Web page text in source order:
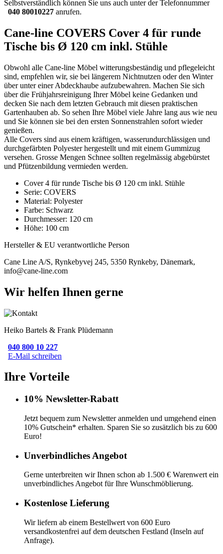
Selbstverständlich können Sie uns auch unter der Telefonnummer
040 80010227 anrufen.
Cane-line COVERS Cover 4 für runde
Tische bis Ø 120 cm inkl. Stühle
Obwohl alle Cane-line Möbel witterungsbeständig und pflegeleicht
sind, empfehlen wir, sie bei längerem Nichtnutzen oder den Winter
über unter einer Abdeckhaube aufzubewahren. Machen Sie sich
über die Frühjahrsreinigung Ihrer Möbel keine Gedanken und
decken Sie nach dem letzten Gebrauch mit diesen praktischen
Gartenhauben ab. So sehen Ihre Möbel viele Jahre lang aus wie neu
und Sie können sie bei den ersten Sonnenstrahlen sofort wieder
genießen.
Alle Covers sind aus einem kräftigen, wasserundurchlässigen und
durchgefärbten Polyester hergestellt und mit einem Gummizug
versehen. Grosse Mengen Schnee sollten regelmässig abgebürstet
und Pfützenbildung vermieden werden.
Cover 4 für runde Tische bis Ø 120 cm inkl. Stühle
Serie: COVERS
Material: Polyester
Farbe: Schwarz
Durchmesser: 120 cm
Höhe: 100 cm
Hersteller & EU verantwortliche Person
Cane Line A/S, Rynkebyvej 245, 5350 Rynkeby, Dänemark,
info@cane-line.com
Wir helfen Ihnen gerne
Heiko Bartels & Frank Plüdemann
040 800 10 227
E-Mail schreiben
Ihre Vorteile
10% Newsletter-Rabatt
Jetzt bequem zum Newsletter anmelden und umgehend einen
10% Gutschein* erhalten. Sparen Sie so zusätzlich bis zu 600
Euro!
Unverbindliches Angebot
Gerne unterbreiten wir Ihnen schon ab 1.500 € Warenwert ein
unverbindliches Angebot für Ihre Wunschmöblierung.
Kostenlose Lieferung
Wir liefern ab einem Bestellwert von 600 Euro
versandkostenfrei auf dem deutschen Festland (Inseln auf
Anfrage).